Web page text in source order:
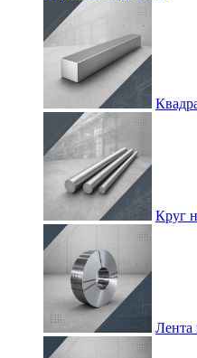
Круг
Лента